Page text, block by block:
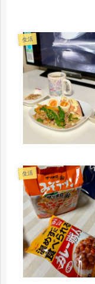
生活
生活